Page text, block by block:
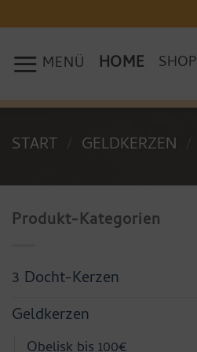
Inhalt
springenMENÜ HOME SHOP
START GELDKERZEN
Produkt-Kategorien
3 Docht-Kerzen
Geldkerzen